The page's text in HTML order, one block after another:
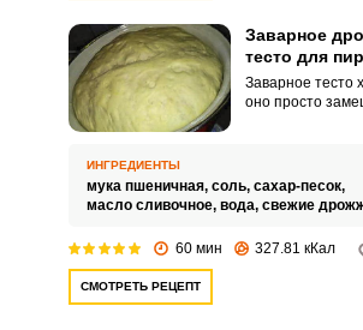
Заварное
тесто для
Заварное тесто
оно просто
кипятком и ему
много времени на
ИНГРЕДИЕНТЫ
мука пшеничная, соль, сахар-песок,
масло сливочное, вода, свежие
60 мин 327.81 кКал
СМОТРЕТЬ РЕЦЕПТ